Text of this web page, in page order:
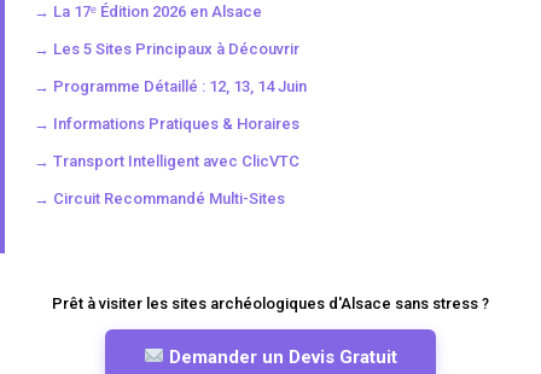
→ La 17ᵉ Édition 2026 en Alsace
→ Les 5 Sites Principaux à Découvrir
→ Programme Détaillé : 12, 13, 14 Juin
→ Informations Pratiques & Horaires
→ Transport Intelligent avec ClicVTC
→ Circuit Recommandé Multi-Sites
Prêt à visiter les sites archéologiques d'Alsace sans stress ?
Demander un Devis Gratuit